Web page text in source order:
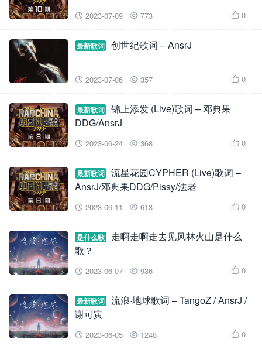
 2023-07-09  773  0
最新歌词 创世纪歌词 – AnsrJ
 2023-07-06  357  0
最新歌词
锦上添发 (Live)歌词 – 邓典果
DDG/AnsrJ
 2023-06-24  368  0
最新歌词
流星花园CYPHER (Live)歌词 –
AnsrJ/邓典果DDG/Pissy/法老
 2023-06-11  613  0
是什么歌
走啊走啊走去见风林火山是什么
歌？
 2023-06-07  936  0
最新歌词
流浪·地球歌词 – TangoZ / AnsrJ /
谢可寅
 2023-06-05  1248  0